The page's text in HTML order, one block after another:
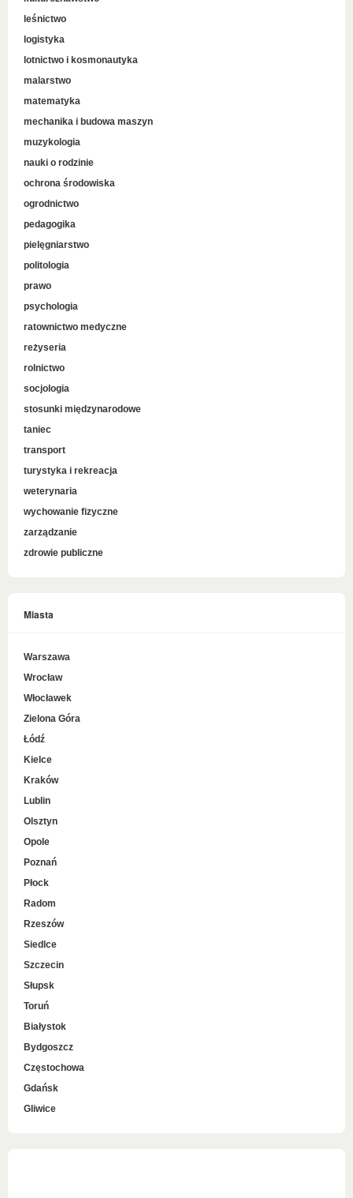
leśnictwo
logistyka
lotnictwo i kosmonautyka
malarstwo
matematyka
mechanika i budowa maszyn
muzykologia
nauki o rodzinie
ochrona środowiska
ogrodnictwo
pedagogika
pielęgniarstwo
politologia
prawo
psychologia
ratownictwo medyczne
reżyseria
rolnictwo
socjologia
stosunki międzynarodowe
taniec
transport
turystyka i rekreacja
weterynaria
wychowanie fizyczne
zarządzanie
zdrowie publiczne
Miasta
Warszawa
Wrocław
Włocławek
Zielona Góra
Łódź
Kielce
Kraków
Lublin
Olsztyn
Opole
Poznań
Płock
Radom
Rzeszów
Siedlce
Szczecin
Słupsk
Toruń
Białystok
Bydgoszcz
Częstochowa
Gdańsk
Gliwice